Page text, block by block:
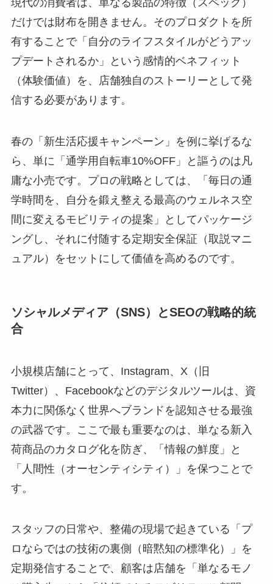
現代の消費者は、単なる製品の特徴（スペック）
だけでは財布を開きません。そのプロダクトを所
有することで「自分のライフスタイルがどうアッ
プデートされるか」という感情的ベネフィット
（体験価値）を、店舗独自のストーリーとして発
信する必要があります。
春の「新生活応援キャンペーン」を例に挙げるな
ら、単に「通学用自転車10%OFF」と謳うのは凡
庸な小売です。プロの戦略としては、「毎日の通
学時間を、自分を鍛え整える最高のウェルネス空
間に変えるモビリティの提案」としてパッケージ
ングし、それに付随する定期安全保証（取説マニ
ュアル）をセットにして価値を高めるのです。
ソシャルメディア（SNS）とSEOの戦略的統
合
小規模店舗にとって、Instagram、X（旧
Twitter）、Facebookなどのデジタルツールは、資
本力に関係なく世界へブランドを認知させる最強
の武器です。ここで最も重要なのは、単なる新入
荷商品のカタログ化を防ぎ、「情報の鮮度」と
「人間性（オーセンティシティ）」を保つことで
す。
スタッフの日常や、整備の現場で起きている「プ
ロならではの技術の裏側（暗黙知の標準化）」を
定期発信することで、顧客は店舗を「単なるモノ